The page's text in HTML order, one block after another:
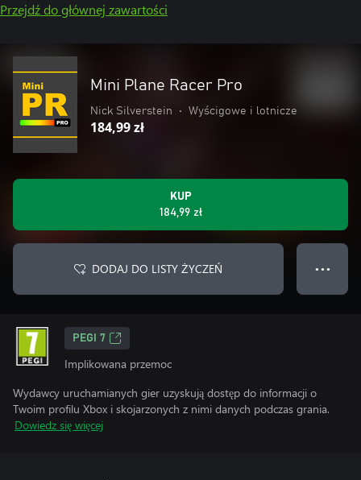
Przejdź do głównej zawartości
Mini Plane Racer Pro
Nick Silverstein • Wyścigowe i lotnicze
184,99 zł
KUP
184,99 zł
DODAJ DO LISTY ŻYCZEŃ ● ● ●
PEGI 7
Implikowana przemoc
Wydawcy uruchamianych gier uzyskują dostęp do informacji o
Twoim profilu Xbox i skojarzonych z nimi danych podczas grania.
Dowiedz się więcej